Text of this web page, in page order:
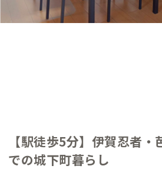
【駅徒歩5分】伊賀忍者
での城下町暮らし